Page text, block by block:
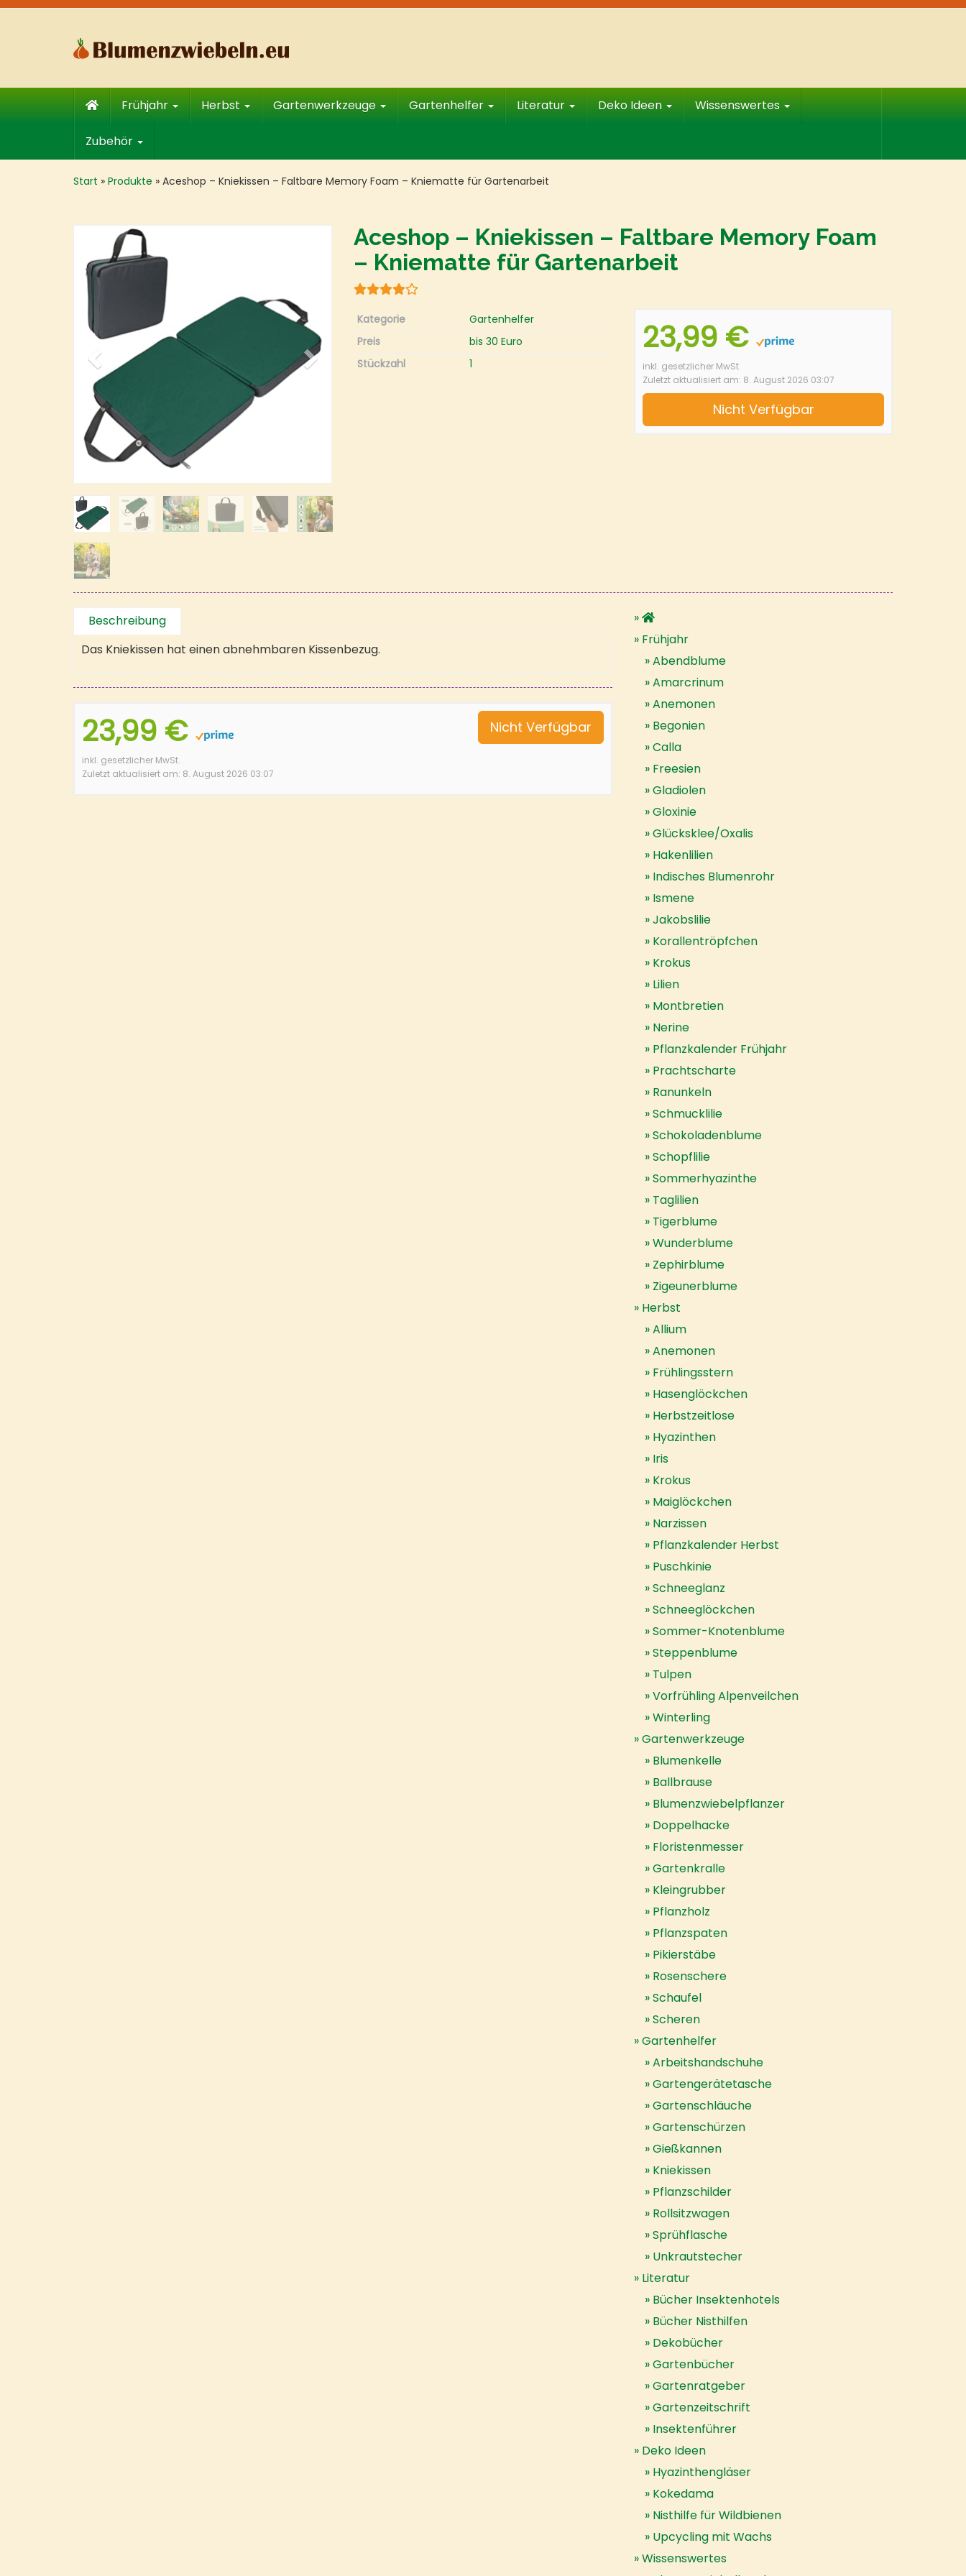
Skip
Frühjahr Herbst Gartenwerkzeuge Gartenhelfer Literatur Deko Ideen Wissenswertes
Zubehör
Start » Produkte » Aceshop – Kniekissen – Faltbare Memory Foam – Kniematte für Gartenarbeit
Aceshop – Kniekissen – Faltbare Memory Foam
– Kniematte für Gartenarbeit
23,99 €
inkl. gesetzlicher MwSt.
Zuletzt aktualisiert am: 8. August 2026 03:07
Nicht Verfügbar
Kategorie
Gartenhelfer
Preis
bis 30 Euro
Stückzahl
1
Beschreibung
Das Kniekissen hat einen abnehmbaren Kissenbezug.
23,99 €
inkl. gesetzlicher MwSt.
Zuletzt aktualisiert am: 8. August 2026 03:07
Nicht Verfügbar
Frühjahr
Abendblume
Amarcrinum
Anemonen
Begonien
Calla
Freesien
Gladiolen
Gloxinie
Glücksklee/Oxalis
Hakenlilien
Indisches Blumenrohr
Ismene
Jakobslilie
Korallentröpfchen
Krokus
Lilien
Montbretien
Nerine
Pflanzkalender Frühjahr
Prachtscharte
Ranunkeln
Schmucklilie
Schokoladenblume
Schopflilie
Sommerhyazinthe
Taglilien
Tigerblume
Wunderblume
Zephirblume
Zigeunerblume
Herbst
Allium
Anemonen
Frühlingsstern
Hasenglöckchen
Herbstzeitlose
Hyazinthen
Iris
Krokus
Maiglöckchen
Narzissen
Pflanzkalender Herbst
Puschkinie
Schneeglanz
Schneeglöckchen
Sommer-Knotenblume
Steppenblume
Tulpen
Vorfrühling Alpenveilchen
Winterling
Gartenwerkzeuge
Blumenkelle
Ballbrause
Blumenzwiebelpflanzer
Doppelhacke
Floristenmesser
Gartenkralle
Kleingrubber
Pflanzholz
Pflanzspaten
Pikierstäbe
Rosenschere
Schaufel
Scheren
Gartenhelfer
Arbeitshandschuhe
Gartengerätetasche
Gartenschläuche
Gartenschürzen
Gießkannen
Kniekissen
Pflanzschilder
Rollsitzwagen
Sprühflasche
Unkrautstecher
Literatur
Bücher Insektenhotels
Bücher Nisthilfen
Dekobücher
Gartenbücher
Gartenratgeber
Gartenzeitschrift
Insektenführer
Deko Ideen
Hyazinthengläser
Kokedama
Nisthilfe für Wildbienen
Upcycling mit Wachs
Wissenswertes